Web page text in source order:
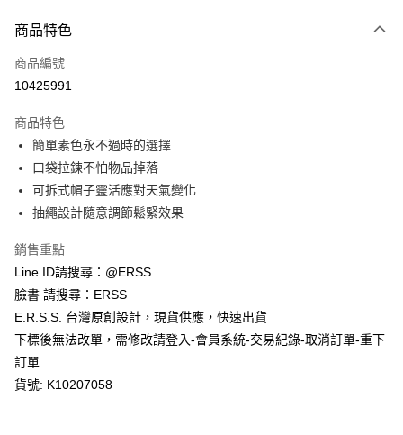
便利好安心！
２．便利：只要手機號碼，簡訊認證，即可結帳。
３．安心：先確認商品／服務後，再付款。
【「AFTEE先享後付」結帳流程】
１．於結帳方式選擇「AFTEE先享後付」後，將跳轉至「AFTEE先享後付」
結帳頁面，進行簡訊認證並確認金額後，即可完成結帳。
２．訂單成立數日內，您將收到繳費通知簡訊。
ATM／網路銀行／等多元方式進行付款，方視為交易完成。
※ 請注意：結帳手續完成當下不需立刻繳費，但若您需要取消訂單，請聯絡
後付繳納相關費用。
※ 交易是否成功請以「AFTEE先享後付 」之結帳頁面顯示為準，若有關於
是否繳費成功／繳費後需取消欲退款等相關疑問，請聯繫「AFTEE先享後付
客戶支援中心」https://netprotections.freshdesk.com/support/home
【注意事項】
１．透過由恩沛科技股份有限公司提供之「AFTEE先享後付」服務完成之交
易，需依本服務之必要範圍內提供個人資料，並將交易相關給付款項請求債
２．關於個人資料處理事宜，請瀏覽以下網址：
運送方式
全家取貨付款
付款後全家取貨
每筆NT$80，滿NT$1,200(含以上)免運費
付款後萊爾富取貨
7-11取貨付款
每筆NT$80，滿NT$1,200(含以上)免運費
付款後7-11取貨
商品特色
商品編號
10425991
商品特色
簡單素色永不過時的選擇
口袋拉鍊不怕物品掉落
可拆式帽子靈活應對天氣變化
抽繩設計隨意調節鬆緊效果
銷售重點
Line ID請搜尋：@ERSS
臉書 請搜尋：ERSS
E.R.S.S. 台灣原創設計，現貨供應，快速出貨
下標後無法改單，需修改請登入-會員系統-交易紀錄-取消訂單-重下
訂單
貨號: K10207058